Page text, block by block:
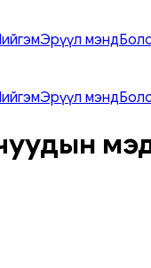
Эрүүл мэнд
Эрүүл мэнд